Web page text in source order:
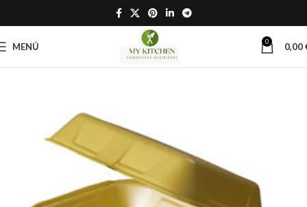
MENÚ 0 0,00